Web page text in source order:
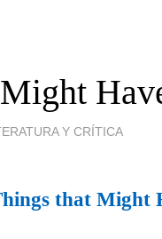
Y CRÍTICA
that Might